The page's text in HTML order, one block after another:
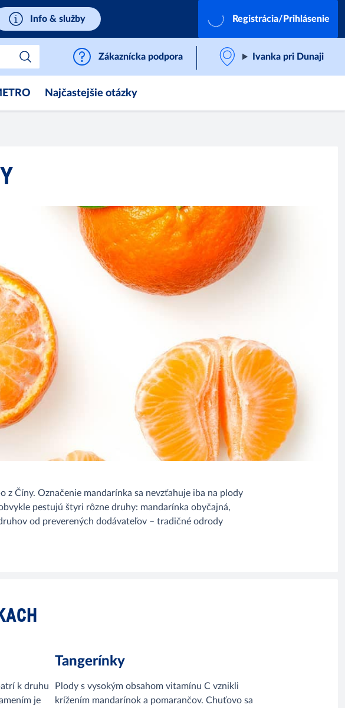
Info & služby Registrácia/Prihlásenie
Zákaznícka podpora Ivanka pri Dunaji
Najčastejšie otázky
Číny. Označenie mandarínka sa nevzťahuje iba na plody
pestujú štyri rôzne druhy: mandarínka obyčajná,
od preverených dodávateľov – tradičné odrody
k druhu
je
Tangerínky
Plody s vysokým obsahom vitamínu C vznikli
krížením mandarínok a pomarančov. Chuťovo sa